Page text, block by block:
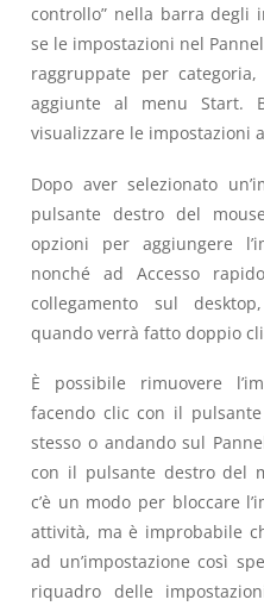
controllo” nella barra degli
se le impostazioni nel
raggruppate per
aggiunte al menu Start.
visualizzare le impostazioni
Dopo aver selezionato
pulsante destro del
opzioni per aggiungere
nonché ad Accesso
collegamento sul
quando verrà fatto doppio
È possibile rimuovere
facendo clic con il
stesso o andando sul
con il pulsante destro del
c’è un modo per bloccare
attività, ma è improbabile
ad un’impostazione così
riquadro delle